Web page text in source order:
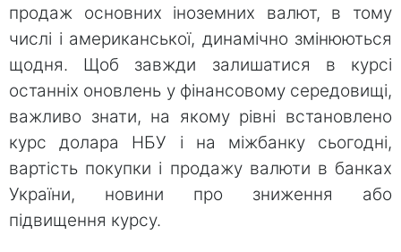
продаж основних іноземних валют, в тому
числі і американської, динамічно змінюються
щодня. Щоб завжди залишатися в курсі
останніх оновлень у фінансовому середовищі,
важливо знати, на якому рівні встановлено
курс долара НБУ і на міжбанку сьогодні,
вартість покупки і продажу валюти в банках
України, новини про зниження або
підвищення курсу.